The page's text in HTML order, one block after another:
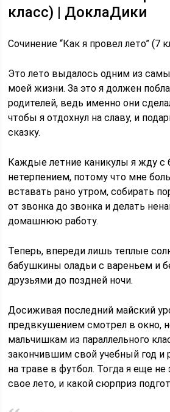
класс) | ДоклаДики
Сочинение “Как я провел лето” (7
Это лето выдалось одним из
моей жизни. За это я должен
родителей, ведь именно они
чтобы я отдохнул на славу, и
сказку.
Каждые летние каникулы я жду с
нетерпением, потому что мне
вставать рано утром, собирать
от звонка до звонка и делать
домашнюю работу.
Теперь, впереди лишь теплые
бабушкины оладьи с вареньем и
друзьями до поздней ночи.
Досиживая последний майский
предвкушением смотрел в окно,
мальчишкам из параллельного
закончившим свой учебный год
на траве в футбол. Тогда я еще не
свое лето, и какой сюрприз